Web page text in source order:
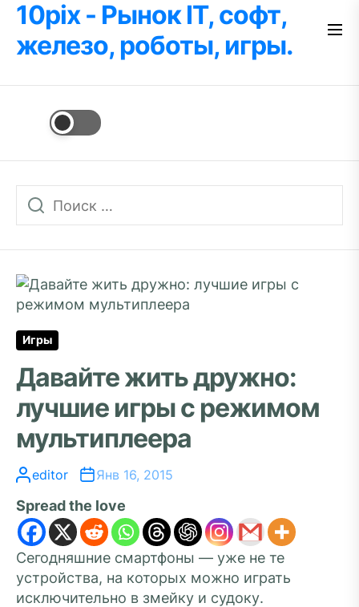
Перейти
содержимому
10pix - Рынок IT, софт,
железо, роботы, игры.
Игры
Давайте жить дружно:
лучшие игры с режимом
мультиплеера
editor Янв 16, 2015
Spread the love
Сегодняшние смартфоны — уже не те
устройства, на которых можно играть
исключительно в змейку и судоку.